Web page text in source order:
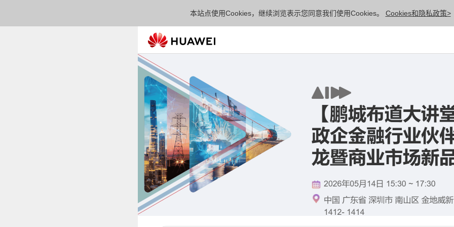
本站点使用Cookies，继续浏览表示您同意我们使用Cookies。 Cookies和隐私政策>